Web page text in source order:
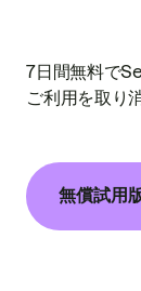
7日間無料で
ご利用を取り
無償試用